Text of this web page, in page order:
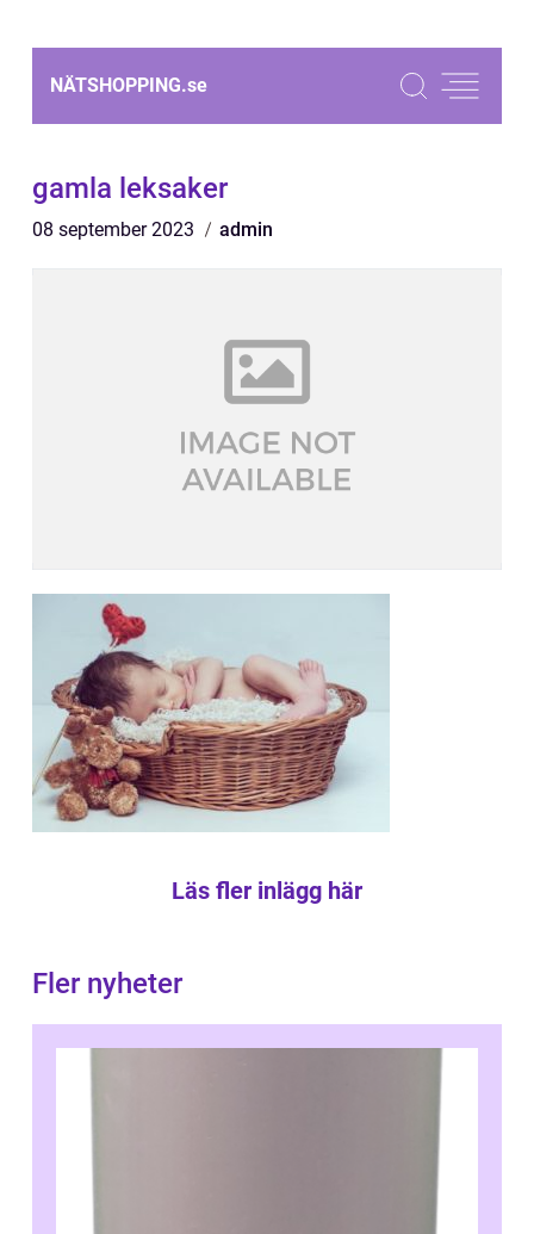
NÄTSHOPPING.se
gamla leksaker
08 september 2023 admin
Läs fler inlägg här
Fler nyheter